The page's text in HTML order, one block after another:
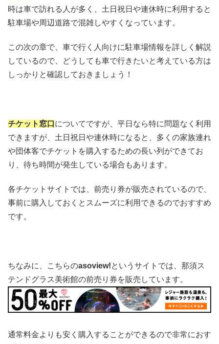
時は車で訪れる人が多く、土日祝日や連休時に利用すると
駐車場や周辺道路で混雑しやすくなっています。
この次の章で、車で行く人向けに駐車場情報を詳しく解説
しているので、どうしても車で行きたいと考えている方は
しっかりと確認しておきましょう！
チケット窓口 についてですが、平日なら特に問題なく利用
できますが、土日祝日や連休時になると、多くの家族連れ
や団体客でチケットを購入するための長い列ができてお
り、待ち時間が発生している場合もあります。
各チケットサイトでは、前売り券が販売されているので、
事前に購入しておくとスムーズに利用できるのでおすすめ
です。
ちなみに、こちらのasoview!というサイトでは、那須ス
テンドグラス美術館の前売り券を販売しています。
通常料金よりも安く購入することができるので非常におす